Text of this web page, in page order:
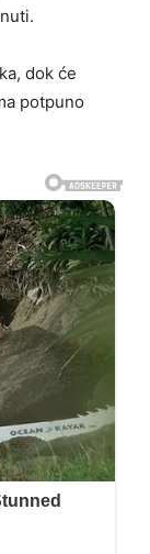
dok će
potpuno